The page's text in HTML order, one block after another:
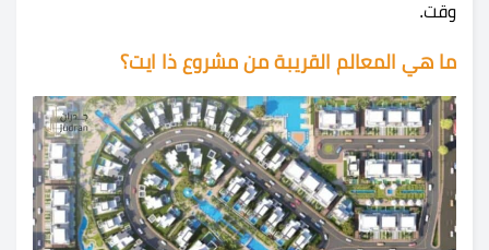
وقت.
ما هي المعالم القريبة من مشروع ذا ايت؟